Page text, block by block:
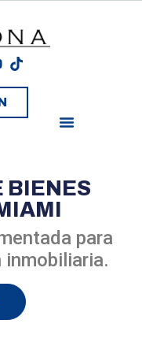
BIENES
para
inmobiliaria.